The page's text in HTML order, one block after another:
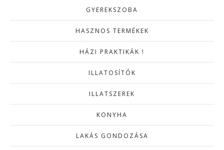
GYEREKSZOBA
HASZNOS TERMÉKEK
HÁZI PRAKTIKÁK !
ILLATOSÍTÓK
ILLATSZEREK
KONYHA
LAKÁS GONDOZÁSA